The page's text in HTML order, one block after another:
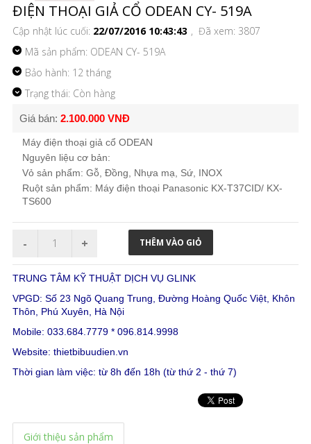
ĐIỆN THOẠI GIẢ CỔ ODEAN CY- 519A
Cập nhật lúc cuối: 22/07/2016 10:43:43 , Đã xem: 3807
Mã sản phẩm: ODEAN CY- 519A
Bảo hành: 12 tháng
Trạng thái: Còn hàng
Giá bán: 2.100.000 VNĐ
Máy điện thoại giả cổ ODEAN
Nguyên liệu cơ bản:
Vỏ sản phẩm: Gỗ, Đồng, Nhựa mạ, Sứ, INOX
Ruột sản phẩm: Máy điện thoại Panasonic KX-T37CID/ KX-
TS600
TRUNG TÂM KỸ THUẬT DỊCH VỤ GLINK
VPGD: Số 23 Ngõ Quang Trung, Đường Hoàng Quốc Việt, Khôn
Thôn, Phú Xuyên, Hà Nội
Mobile: 033.684.7779 * 096.814.9998
Website: thietbibuudien.vn
Thời gian làm việc: từ 8h đến 18h (từ thứ 2 - thứ 7)
Giới thiệu sản phẩm